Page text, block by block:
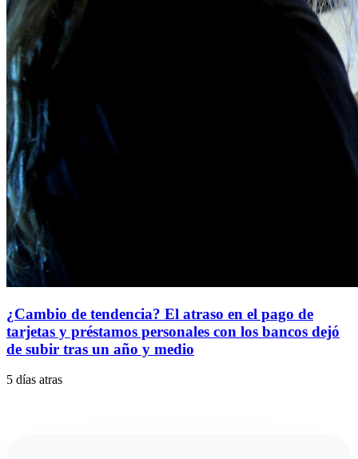
¿Cambio de tendencia? El atraso en el pago de
tarjetas y préstamos personales con los bancos dejó
de subir tras un año y medio
5 días atras